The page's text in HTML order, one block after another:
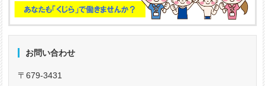
お問い合わせ
〒679-3431